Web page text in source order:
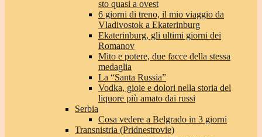
sto quasi a ovest
6 giorni di treno, il mio viaggio da
Vladivostok a Ekaterinburg
Ekaterinburg, gli ultimi giorni dei
Romanov
Mito e potere, due facce della stessa
medaglia
La “Santa Russia”
Vodka, gioie e dolori nella storia del
liquore più amato dai russi
Serbia
Cosa vedere a Belgrado in 3 giorni
Transnistria (Pridnestrovie)